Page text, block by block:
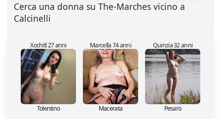
Cerca una donna su The-Marches vicino a
Calcinelli
Xochitl 27 anni
Tolentino
Marcella 74 anni
Macerata
Quinzia 32 anni
Pesaro